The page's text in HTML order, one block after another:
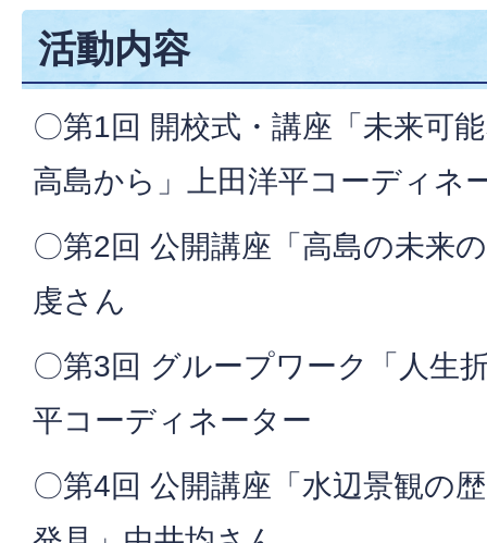
活動内容
〇第1回 開校式・講座「未来可
高島から」上田洋平コーディネ
〇第2回 公開講座「高島の未来
虔さん
〇第3回 グループワーク「人生
平コーディネーター
〇第4回 公開講座「水辺景観の